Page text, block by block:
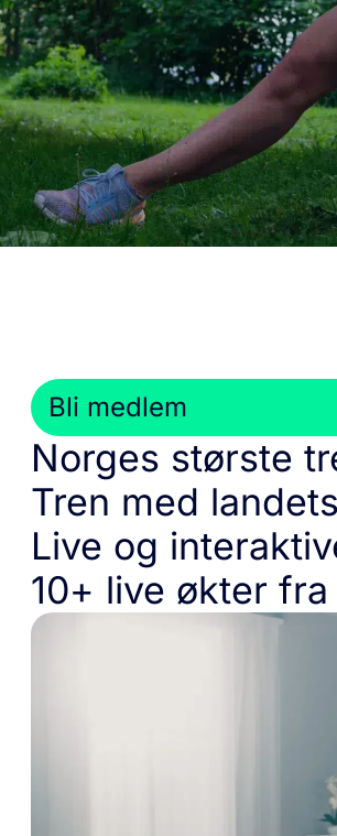
Bli medlem
Norges største
Tren med
Live og
10+ live økter